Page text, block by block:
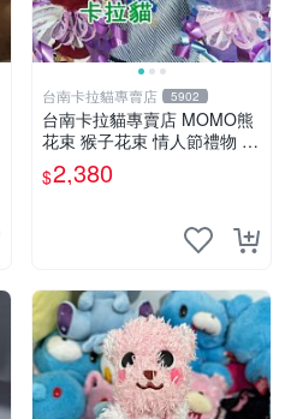
台南卡拉貓專賣店 5902
台南卡拉貓專賣店 MOMO熊
花束 猴子花束 情人節禮物 二
選一 可繡字 可今天寄明天到
$2,380